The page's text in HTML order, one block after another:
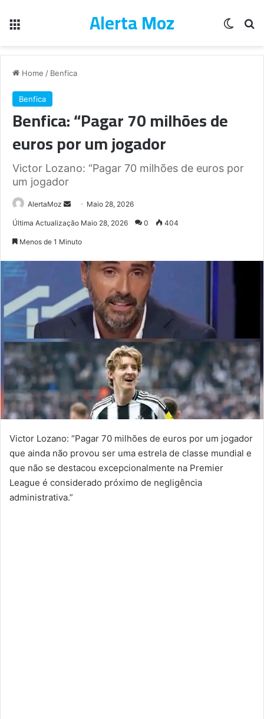
Alerta Moz
Home / Benfica
Benfica
Benfica: “Pagar 70 milhões de
euros por um jogador
Victor Lozano: “Pagar 70 milhões de euros por
um jogador
AlertaMoz
Send Maio 28, 2026
Última Actualização Maio 28, 2026 0 404
Menos de 1 Minuto
Victor Lozano: “Pagar 70 milhões de euros por um jogador
que ainda não provou ser uma estrela de classe mundial e
que não se destacou excepcionalmente na Premier
League é considerado próximo de negligência
administrativa.”